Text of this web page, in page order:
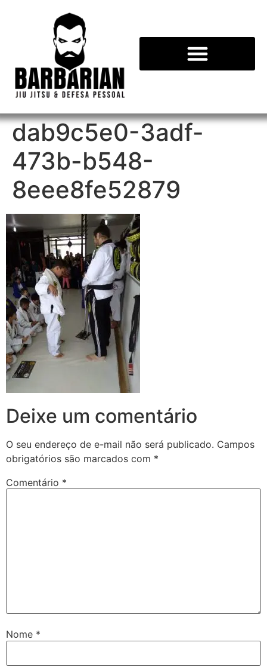
dab9c5e0-3adf-
473b-b548-
8eee8fe52879
Deixe um comentário
O seu endereço de e-mail não será publicado. Campos
obrigatórios são marcados com *
Comentário *
Nome *